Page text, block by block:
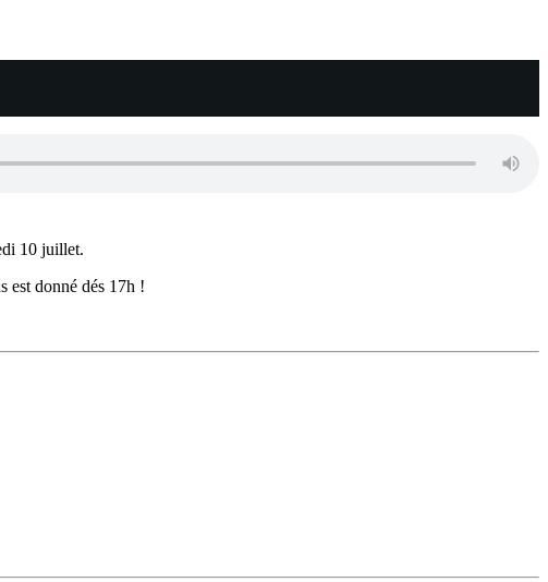
10 juillet.
est donné dés 17h !